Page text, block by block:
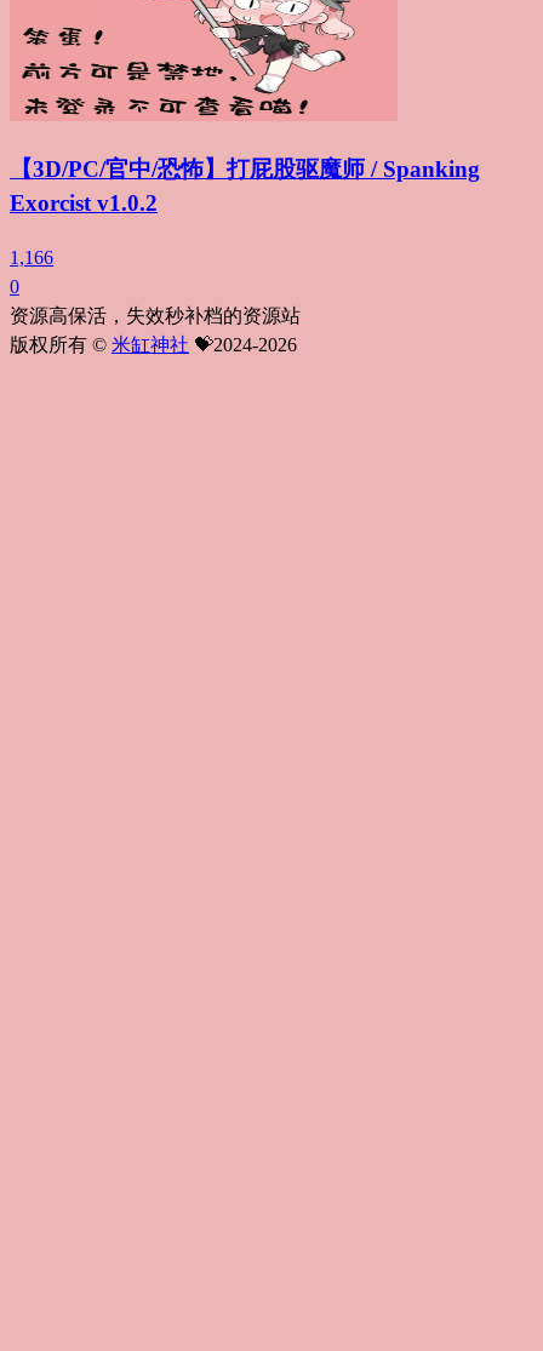
【3D/PC/官中/恐怖】打屁股驱魔师 / Spanking
Exorcist v1.0.2
1,166
0
资源高保活，失效秒补档的资源站
版权所有 © 米缸神社 💝2024-2026